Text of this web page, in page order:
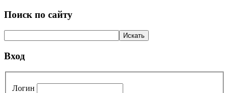
Поиск по сайту
Вход
Логин